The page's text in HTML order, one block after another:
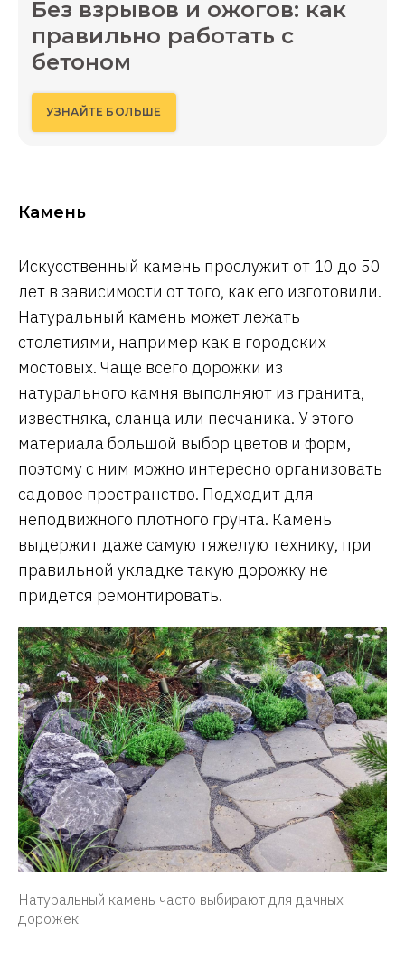
Без взрывов и ожогов: как
правильно работать с
бетоном
УЗНАЙТЕ БОЛЬШЕ
Камень
Искусственный камень прослужит от 10 до 50
лет в зависимости от того, как его изготовили.
Натуральный камень может лежать
столетиями, например как в городских
мостовых. Чаще всего дорожки из
натурального камня выполняют из гранита,
известняка, сланца или песчаника. У этого
материала большой выбор цветов и форм,
поэтому с ним можно интересно организовать
садовое пространство. Подходит для
неподвижного плотного грунта. Камень
выдержит даже самую тяжелую технику, при
правильной укладке такую дорожку не
придется ремонтировать.
Натуральный камень часто выбирают для дачных
дорожек